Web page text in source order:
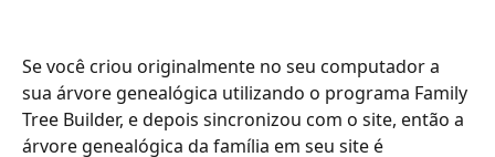
Se você criou originalmente no seu computador a
sua árvore genealógica utilizando o programa Family
Tree Builder, e depois sincronizou com o site, então a
árvore genealógica da família em seu site é